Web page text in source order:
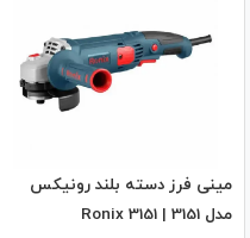
مینی فرز دسته بلند رونیکس
مدل 3151 | Ronix 3151